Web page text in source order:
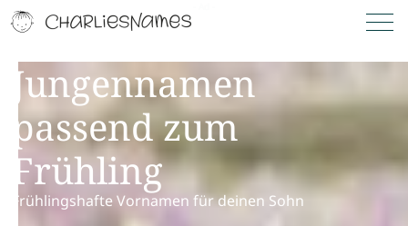
Jungennamen
passend zum
Frühling
Frühlingshafte Vornamen für deinen Sohn